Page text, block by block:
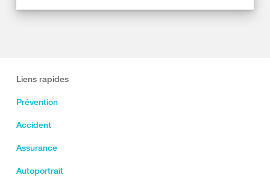
Liens rapides
Prévention
Accident
Assurance
Autoportrait